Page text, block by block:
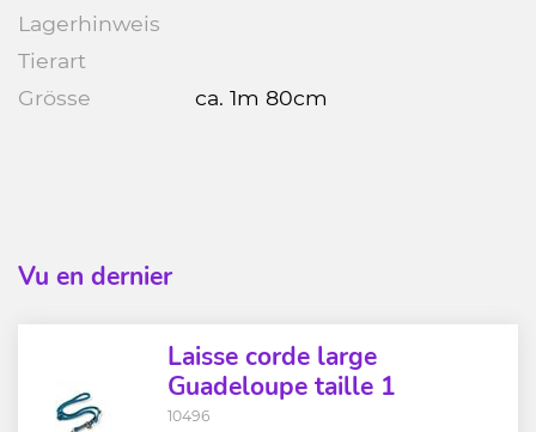
Lagerhinweis
Tierart
Grösse
ca. 1m 80cm
Vu en dernier
Laisse corde large
Guadeloupe taille 1
10496